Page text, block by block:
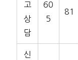
고
상
담
60
5
81
신